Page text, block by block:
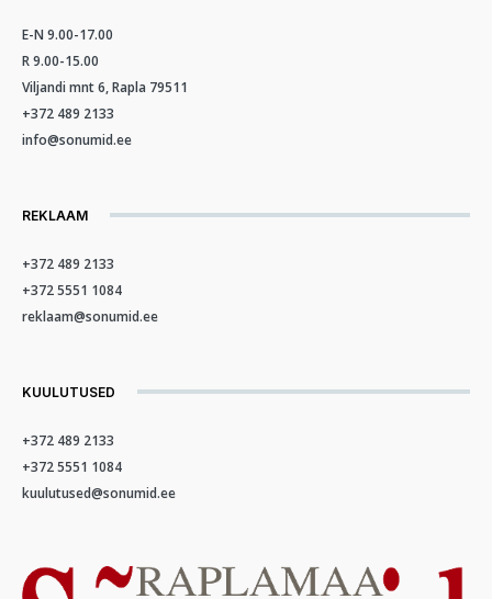
E-N 9.00-17.00
R 9.00-15.00
Viljandi mnt 6, Rapla 79511
+372 489 2133
info@sonumid.ee
REKLAAM
+372 489 2133
+372 5551 1084
reklaam@sonumid.ee
KUULUTUSED
+372 489 2133
+372 5551 1084
kuulutused@sonumid.ee